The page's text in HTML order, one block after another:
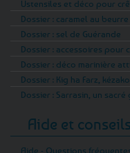
Ustensiles et déco pour
Dossier : caramel au
Dossier : sel de Guérande
Dossier : accessoires pour
Dossier : déco marinière
Dossier : Kig ha Farz,
Dossier : Sarrasin, un sacré
Aide et conseils
Aide - Questions